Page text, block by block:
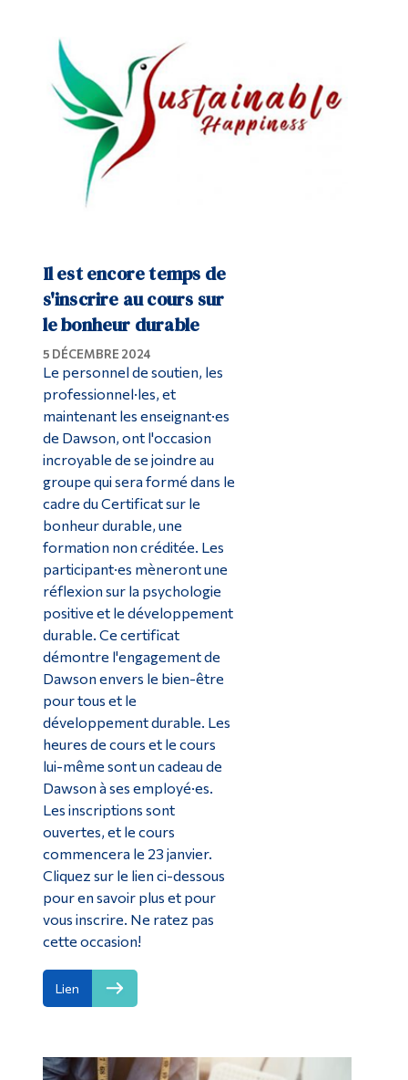
Il est encore temps de
s'inscrire au cours sur
le bonheur durable
5 DÉCEMBRE 2024
Le personnel de soutien, les
professionnel·les, et
maintenant les enseignant·es
de Dawson, ont l'occasion
incroyable de se joindre au
groupe qui sera formé dans le
cadre du Certificat sur le
bonheur durable, une
formation non créditée. Les
participant·es mèneront une
réflexion sur la psychologie
positive et le développement
durable. Ce certificat
démontre l'engagement de
Dawson envers le bien-être
pour tous et le
développement durable. Les
heures de cours et le cours
lui-même sont un cadeau de
Dawson à ses employé·es.
Les inscriptions sont
ouvertes, et le cours
commencera le 23 janvier.
Cliquez sur le lien ci-dessous
pour en savoir plus et pour
vous inscrire. Ne ratez pas
cette occasion!
Lien
Diplômé·es et visiteur·euses